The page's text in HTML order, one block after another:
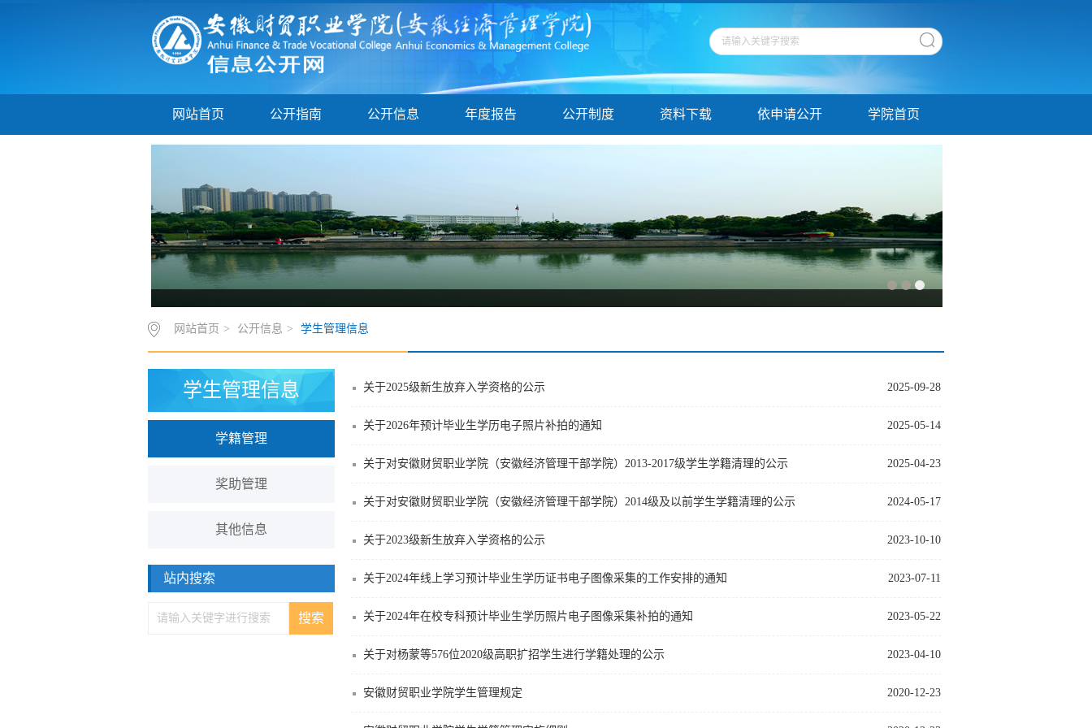
网站首页 公开指南 公开信息 年度报告 公开制度 资料下载 依申请公开 学院首页
网站首页 > 公开信息 > 学生管理信息
学生管理信息
学籍管理
奖助管理
其他信息
站内搜索
2025-09-28
关于2025级新生放弃入学资格的公示
2025-05-14
关于2026年预计毕业生学历电子照片补拍的通知
2025-04-23
关于对安徽财贸职业学院（安徽经济管理干部学院）2013-2017级学生学籍清理的公示
2024-05-17
关于对安徽财贸职业学院（安徽经济管理干部学院）2014级及以前学生学籍清理的公示
2023-10-10
关于2023级新生放弃入学资格的公示
2023-07-11
关于2024年线上学习预计毕业生学历证书电子图像采集的工作安排的通知
2023-05-22
关于2024年在校专科预计毕业生学历照片电子图像采集补拍的通知
2023-04-10
关于对杨蒙等576位2020级高职扩招学生进行学籍处理的公示
2020-12-23
安徽财贸职业学院学生管理规定